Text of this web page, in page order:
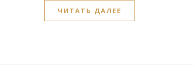
ЧИТАТЬ ДАЛЕЕ